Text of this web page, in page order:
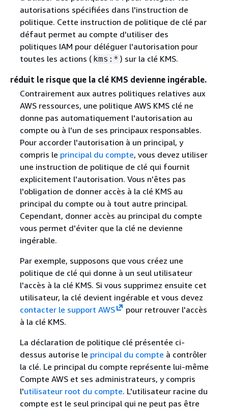
autorisations spécifiées dans l'instruction de
politique. Cette instruction de politique de clé par
défaut permet au compte d'utiliser des
politiques IAM pour déléguer l'autorisation pour
toutes les actions ( kms:* ) sur la clé KMS.
réduit le risque que la clé KMS devienne ingérable.
Contrairement aux autres politiques relatives aux
AWS ressources, une politique AWS KMS clé ne
donne pas automatiquement l'autorisation au
compte ou à l'un de ses principaux responsables.
Pour accorder l'autorisation à un principal, y
compris le principal du compte, vous devez utiliser
une instruction de politique de clé qui fournit
explicitement l'autorisation. Vous n'êtes pas
l'obligation de donner accès à la clé KMS au
principal du compte ou à tout autre principal.
Cependant, donner accès au principal du compte
vous permet d'éviter que la clé ne devienne
ingérable.
Par exemple, supposons que vous créez une
politique de clé qui donne à un seul utilisateur
l'accès à la clé KMS. Si vous supprimez ensuite cet
utilisateur, la clé devient ingérable et vous devez
contacter le support AWS
pour retrouver l'accès
à la clé KMS.
La déclaration de politique clé présentée ci-
dessus autorise le principal du compte à contrôler
la clé. Le principal du compte représente lui-même
Compte AWS et ses administrateurs, y compris
l'utilisateur root du compte. L'utilisateur racine du
compte est le seul principal qui ne peut pas être